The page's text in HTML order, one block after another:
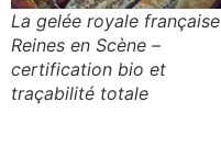
La gelée royale française
Reines en Scène –
certification bio et
traçabilité totale